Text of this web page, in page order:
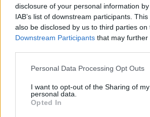
disclosure of your personal information
IAB’s list of downstream participants.
also be disclosed by us to third parties on
Downstream Participants that may
Personal Data Processing Opt Outs
I want to opt-out of the Sharing of my
personal data.
Opted In